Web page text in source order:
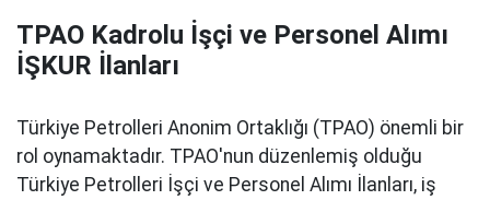
TPAO Kadrolu İşçi ve Personel Alımı
İŞKUR İlanları
Türkiye Petrolleri Anonim Ortaklığı (TPAO) önemli bir
rol oynamaktadır. TPAO'nun düzenlemiş olduğu
Türkiye Petrolleri İşçi ve Personel Alımı İlanları, iş